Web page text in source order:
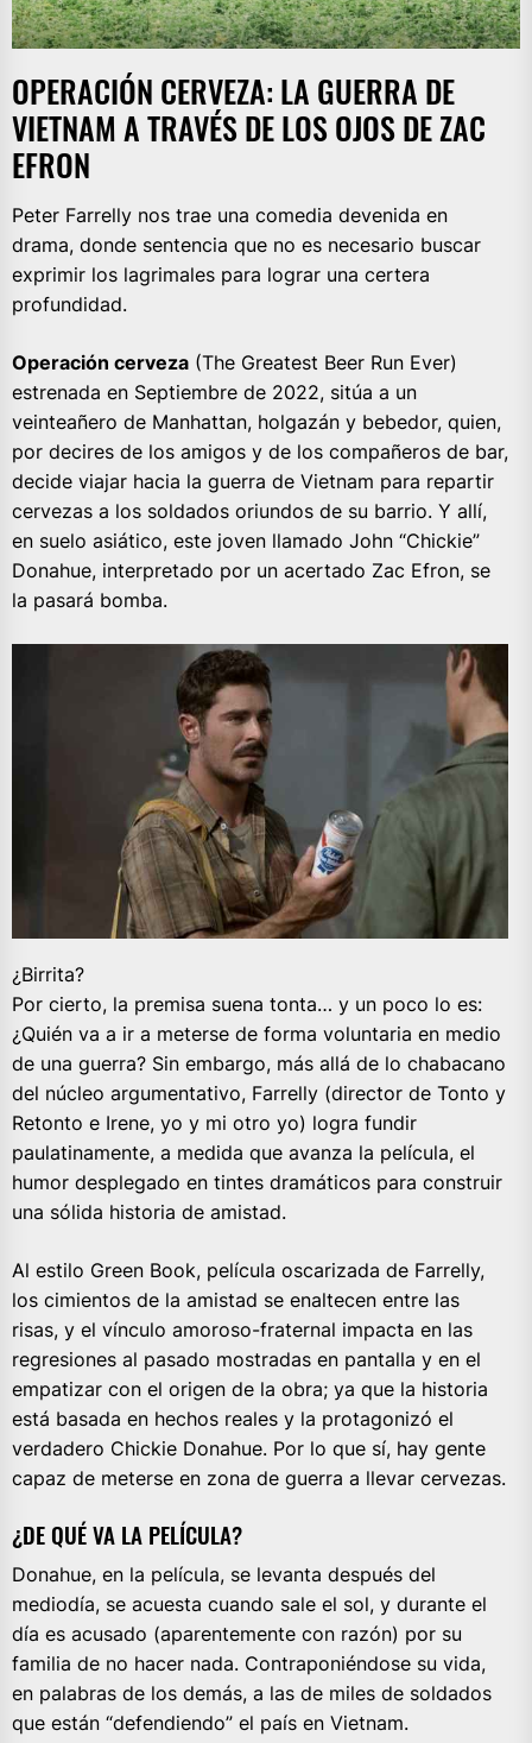
OPERACIÓN CERVEZA: LA GUERRA DE
VIETNAM A TRAVÉS DE LOS OJOS DE ZAC
EFRON
Peter Farrelly nos trae una comedia devenida en
drama, donde sentencia que no es necesario buscar
exprimir los lagrimales para lograr una certera
profundidad.
Operación cerveza (The Greatest Beer Run Ever)
estrenada en Septiembre de 2022, sitúa a un
veinteañero de Manhattan, holgazán y bebedor, quien,
por decires de los amigos y de los compañeros de bar,
decide viajar hacia la guerra de Vietnam para repartir
cervezas a los soldados oriundos de su barrio. Y allí,
en suelo asiático, este joven llamado John “Chickie”
Donahue, interpretado por un acertado Zac Efron, se
la pasará bomba.
¿Birrita?
Por cierto, la premisa suena tonta… y un poco lo es:
¿Quién va a ir a meterse de forma voluntaria en medio
de una guerra? Sin embargo, más allá de lo chabacano
del núcleo argumentativo, Farrelly (director de Tonto y
Retonto e Irene, yo y mi otro yo) logra fundir
paulatinamente, a medida que avanza la película, el
humor desplegado en tintes dramáticos para construir
una sólida historia de amistad.
Al estilo Green Book, película oscarizada de Farrelly,
los cimientos de la amistad se enaltecen entre las
risas, y el vínculo amoroso-fraternal impacta en las
regresiones al pasado mostradas en pantalla y en el
empatizar con el origen de la obra; ya que la historia
está basada en hechos reales y la protagonizó el
verdadero Chickie Donahue. Por lo que sí, hay gente
capaz de meterse en zona de guerra a llevar cervezas.
¿DE QUÉ VA LA PELÍCULA?
Donahue, en la película, se levanta después del
mediodía, se acuesta cuando sale el sol, y durante el
día es acusado (aparentemente con razón) por su
familia de no hacer nada. Contraponiéndose su vida,
en palabras de los demás, a las de miles de soldados
que están “defendiendo” el país en Vietnam.